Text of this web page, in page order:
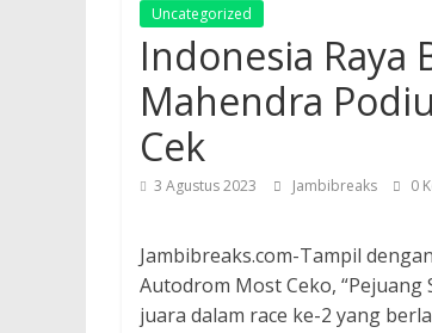
Uncategorized
Indonesia Raya
Mahendra
Cek
3 Agustus 2023 Jambibreaks 0
Jambibreaks.com-Tampil
Autodrom Most Ceko, “Pejuang
juara dalam race ke-2 yang